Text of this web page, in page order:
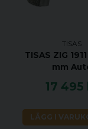
TISAS
TISAS ZIG
mm
17 495
LÄGG I
Vikt: 1lb 8oz -